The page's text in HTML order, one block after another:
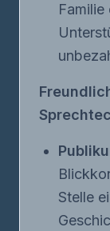
Familie
Stelle